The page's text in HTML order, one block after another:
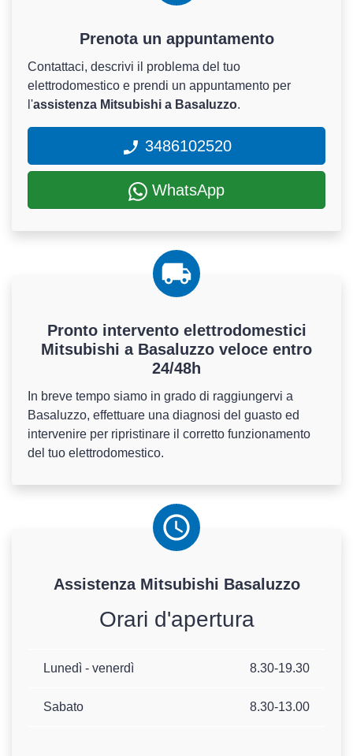
Prenota un appuntamento
Contattaci, descrivi il problema del tuo
elettrodomestico e prendi un appuntamento per
l'assistenza Mitsubishi a Basaluzzo.
3486102520
WhatsApp
Pronto intervento elettrodomestici
Mitsubishi a Basaluzzo veloce entro
24/48h
In breve tempo siamo in grado di raggiungervi a
Basaluzzo, effettuare una diagnosi del guasto ed
intervenire per ripristinare il corretto funzionamento
del tuo elettrodomestico.
Assistenza Mitsubishi Basaluzzo
Orari d'apertura
Lunedì - venerdì 8.30-19.30
Sabato 8.30-13.00